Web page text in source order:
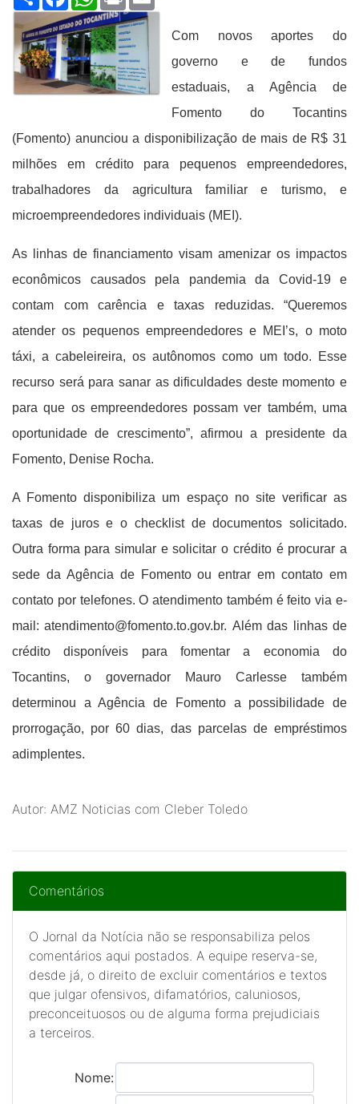
Com novos aportes do
governo e de fundos
estaduais, a Agência de
Fomento do Tocantins
(Fomento) anunciou a disponibilização de mais de R$ 31
milhões em crédito para pequenos empreendedores,
trabalhadores da agricultura familiar e turismo, e
microempreendedores individuais (MEI).
As linhas de financiamento visam amenizar os impactos
econômicos causados pela pandemia da Covid-19 e
contam com carência e taxas reduzidas. “Queremos
atender os pequenos empreendedores e MEI’s, o moto
táxi, a cabeleireira, os autônomos como um todo. Esse
recurso será para sanar as dificuldades deste momento e
para que os empreendedores possam ver também, uma
oportunidade de crescimento”, afirmou a presidente da
Fomento, Denise Rocha.
A Fomento disponibiliza um espaço no site verificar as
taxas de juros e o checklist de documentos solicitado.
Outra forma para simular e solicitar o crédito é procurar a
sede da Agência de Fomento ou entrar em contato em
contato por telefones. O atendimento também é feito via e-
mail: atendimento@fomento.to.gov.br. Além das linhas de
crédito disponíveis para fomentar a economia do
Tocantins, o governador Mauro Carlesse também
determinou a Agência de Fomento a possibilidade de
prorrogação, por 60 dias, das parcelas de empréstimos
adimplentes.
Autor: AMZ Noticias com Cleber Toledo
Comentários
O Jornal da Notícia não se responsabiliza pelos
comentários aqui postados. A equipe reserva-se,
desde já, o direito de excluir comentários e textos
que julgar ofensivos, difamatórios, caluniosos,
preconceituosos ou de alguma forma prejudiciais
a terceiros.
Nome: